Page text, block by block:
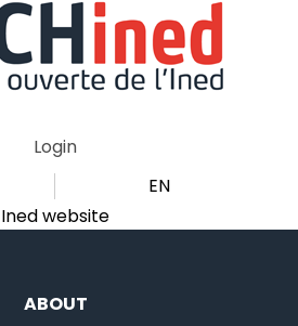
Login
EN
Ined website
ABOUT